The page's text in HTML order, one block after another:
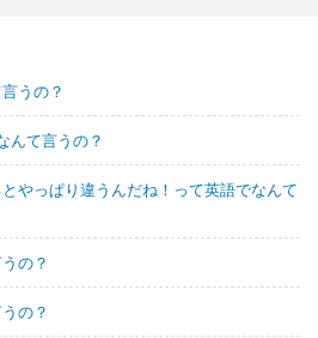
うの？
んて言うの？
やっぱり違うんだね！って英語でなんて
の？
の？